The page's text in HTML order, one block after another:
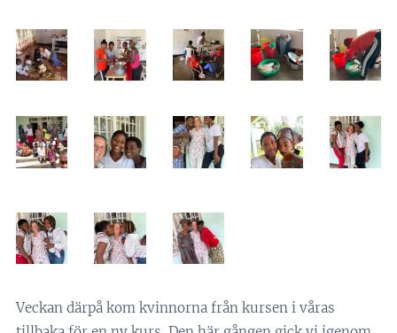
Veckan därpå kom kvinnorna från kursen i våras